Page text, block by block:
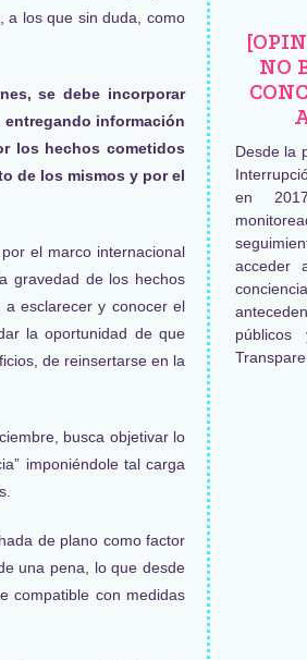
a los que sin duda, como
se debe incorporar
información
los hechos cometidos
de los mismos y por el
el marco internacional
gravedad de los hechos
esclarecer y conocer el
la oportunidad de que
de reinsertarse en la
busca objetivar lo
imponiéndole tal carga
de plano como factor
una pena, lo que desde
compatible con medidas
NO
Desde la
en
acceder